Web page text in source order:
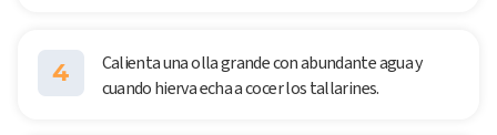
4
Calienta una olla grande con abundante agua y
cuando hierva echa a cocer los tallarines.